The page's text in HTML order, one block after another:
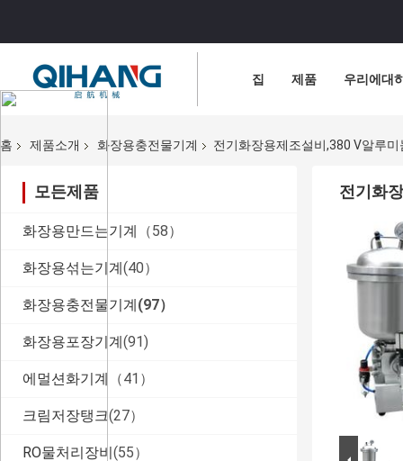
집 제품 우리에대
홈 제품소개 화장용충전물기계 전기화장용제조설비,380 V알루
모든제품
화장용만드는기계 （58）
화장용섞는기계 (40）
화장용충전물기계 (97）
화장용포장기계 (91)
에멀션화기계 （41）
크림저장탱크(27）
RO물처리장비 (55）
전기화